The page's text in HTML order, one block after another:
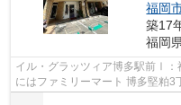
福岡
築17
福岡
イル・グラッツィア博多駅前Ⅰ：
にはファミリーマート 博多堅粕